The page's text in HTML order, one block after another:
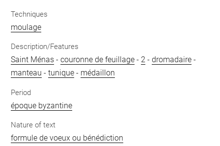
Techniques
moulage
Description/Features
Saint Ménas -couronne de feuillage - 2 -dromadaire -
manteau -tunique - médaillon
Period
époque byzantine
Nature of text
formule de voeux ou bénédiction